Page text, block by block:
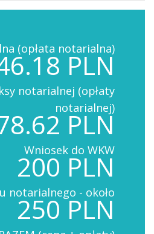
(opłata notarialna)
PLN
notarialnej (opłaty
notarialnej)
PLN
Wniosek do WKW
200 PLN
notarialnego - około
250 PLN